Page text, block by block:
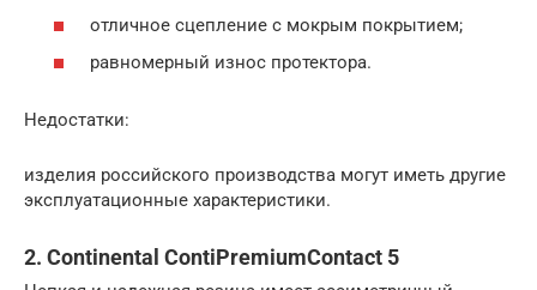
отличное сцепление с мокрым покрытием;
равномерный износ протектора.
Недостатки:
изделия российского производства могут иметь другие
эксплуатационные характеристики.
2. Continental ContiPremiumContact 5